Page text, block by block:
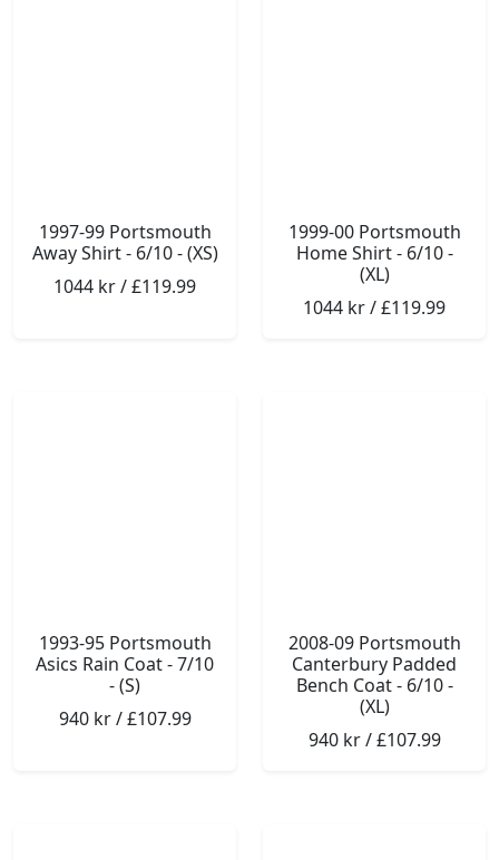
1997-99 Portsmouth
Away Shirt - 6/10 - (XS)
1044 kr / £119.99
1999-00 Portsmouth
Home Shirt - 6/10 -
(XL)
1044 kr / £119.99
1993-95 Portsmouth
Asics Rain Coat - 7/10
- (S)
940 kr / £107.99
2008-09 Portsmouth
Canterbury Padded
Bench Coat - 6/10 -
(XL)
940 kr / £107.99